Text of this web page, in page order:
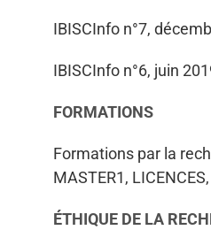
IBISCInfo n°7,
IBISCInfo n°6, juin
FORMATIONS
Formations par la
MASTER1,
ÉTHIQUE DE LA